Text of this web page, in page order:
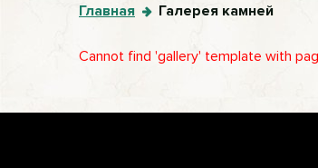
Главная Галерея камней
Cannot find 'gallery' template with